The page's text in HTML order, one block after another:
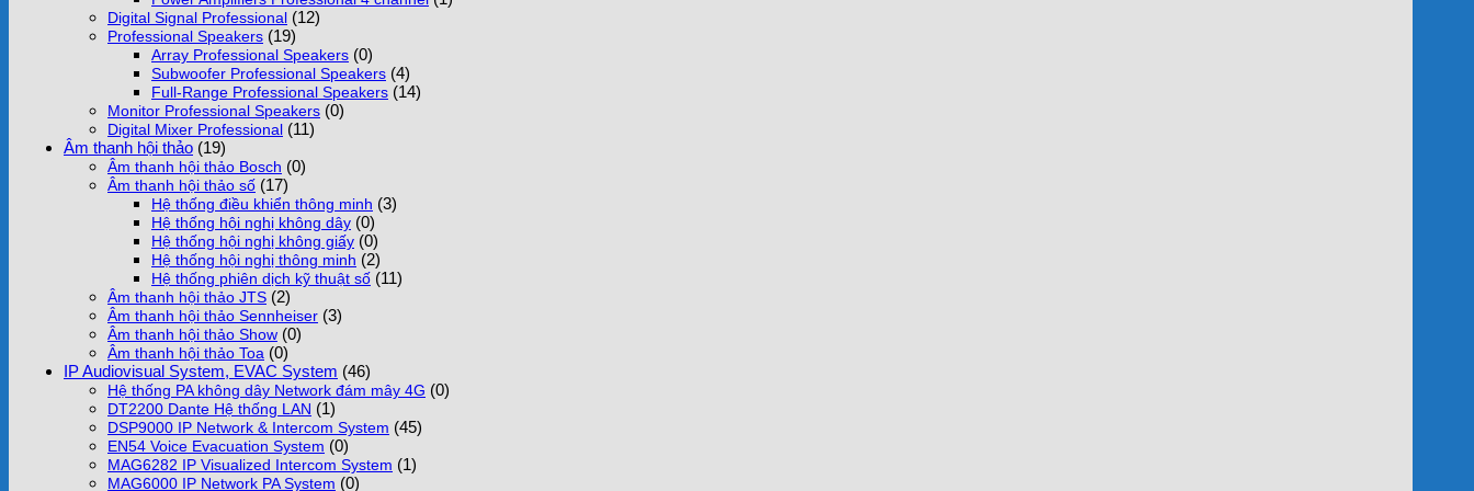
Digital Signal Professional (12)
Professional Speakers (19)
Array Professional Speakers (0)
Subwoofer Professional Speakers (4)
Full-Range Professional Speakers (14)
Monitor Professional Speakers (0)
Digital Mixer Professional (11)
Âm thanh hội thảo (19)
Âm thanh hội thảo Bosch (0)
Âm thanh hội thảo số (17)
Hệ thống điều khiển thông minh (3)
Hệ thống hội nghị không dây (0)
Hệ thống hội nghị không giấy (0)
Hệ thống hội nghị thông minh (2)
Hệ thống phiên dịch kỹ thuật số (11)
Âm thanh hội thảo JTS (2)
Âm thanh hội thảo Sennheiser (3)
Âm thanh hội thảo Show (0)
Âm thanh hội thảo Toa (0)
IP Audiovisual System, EVAC System (46)
Hệ thống PA không dây Network đám mây 4G (0)
DT2200 Dante Hệ thống LAN (1)
DSP9000 IP Network & Intercom System (45)
EN54 Voice Evacuation System (0)
MAG6282 IP Visualized Intercom System (1)
MAG6000 IP Network PA System (0)